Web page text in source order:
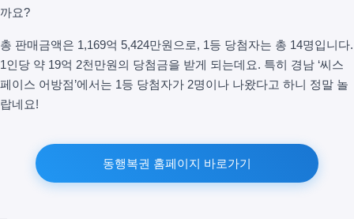
까요?
총 판매금액은 1,169억 5,424만원으로, 1등 당첨자는 총 14명입니다.
1인당 약 19억 2천만원의 당첨금을 받게 되는데요. 특히 경남 ‘씨스
페이스 어방점’에서는 1등 당첨자가 2명이나 나왔다고 하니 정말 놀
랍네요!
동행복권 홈페이지 바로가기